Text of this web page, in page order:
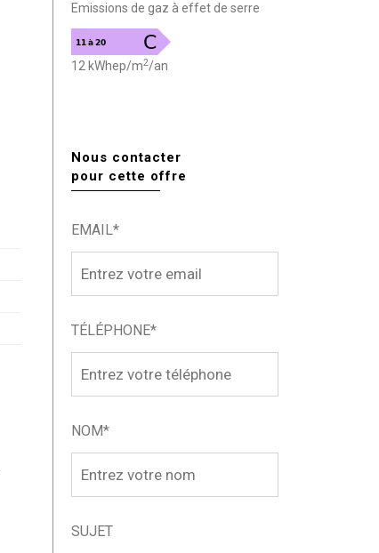
Emissions de gaz à effet de serre
12 kWhep/m2/an
Nous contacter
pour cette offre
EMAIL*
TÉLÉPHONE*
NOM*
SUJET